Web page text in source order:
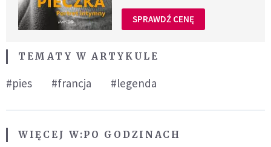
SPRAWDŹ CENĘ
TEMATY W ARTYKULE
#pies #francja #legenda
WIĘCEJ W:PO GODZINACH